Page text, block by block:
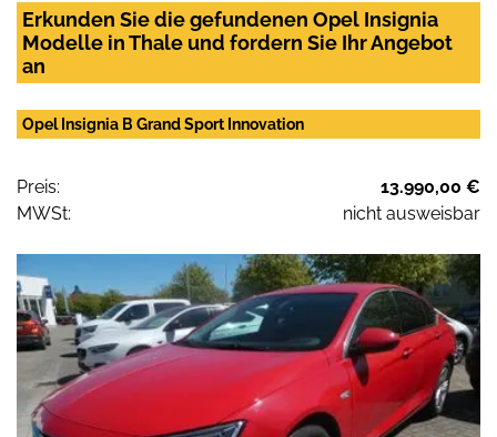
Erkunden Sie die gefundenen Opel Insignia
Modelle in Thale und fordern Sie Ihr Angebot
an
Opel Insignia B Grand Sport Innovation
Preis:
13.990,00 €
MWSt:
nicht ausweisbar